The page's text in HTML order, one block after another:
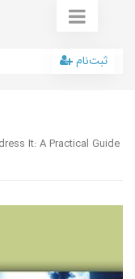
ثبت‌نام
It: A Practical Guide